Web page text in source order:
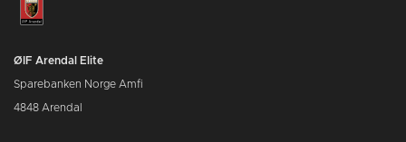
ØIF Arendal Elite
Sparebanken Norge Amfi
4848 Arendal